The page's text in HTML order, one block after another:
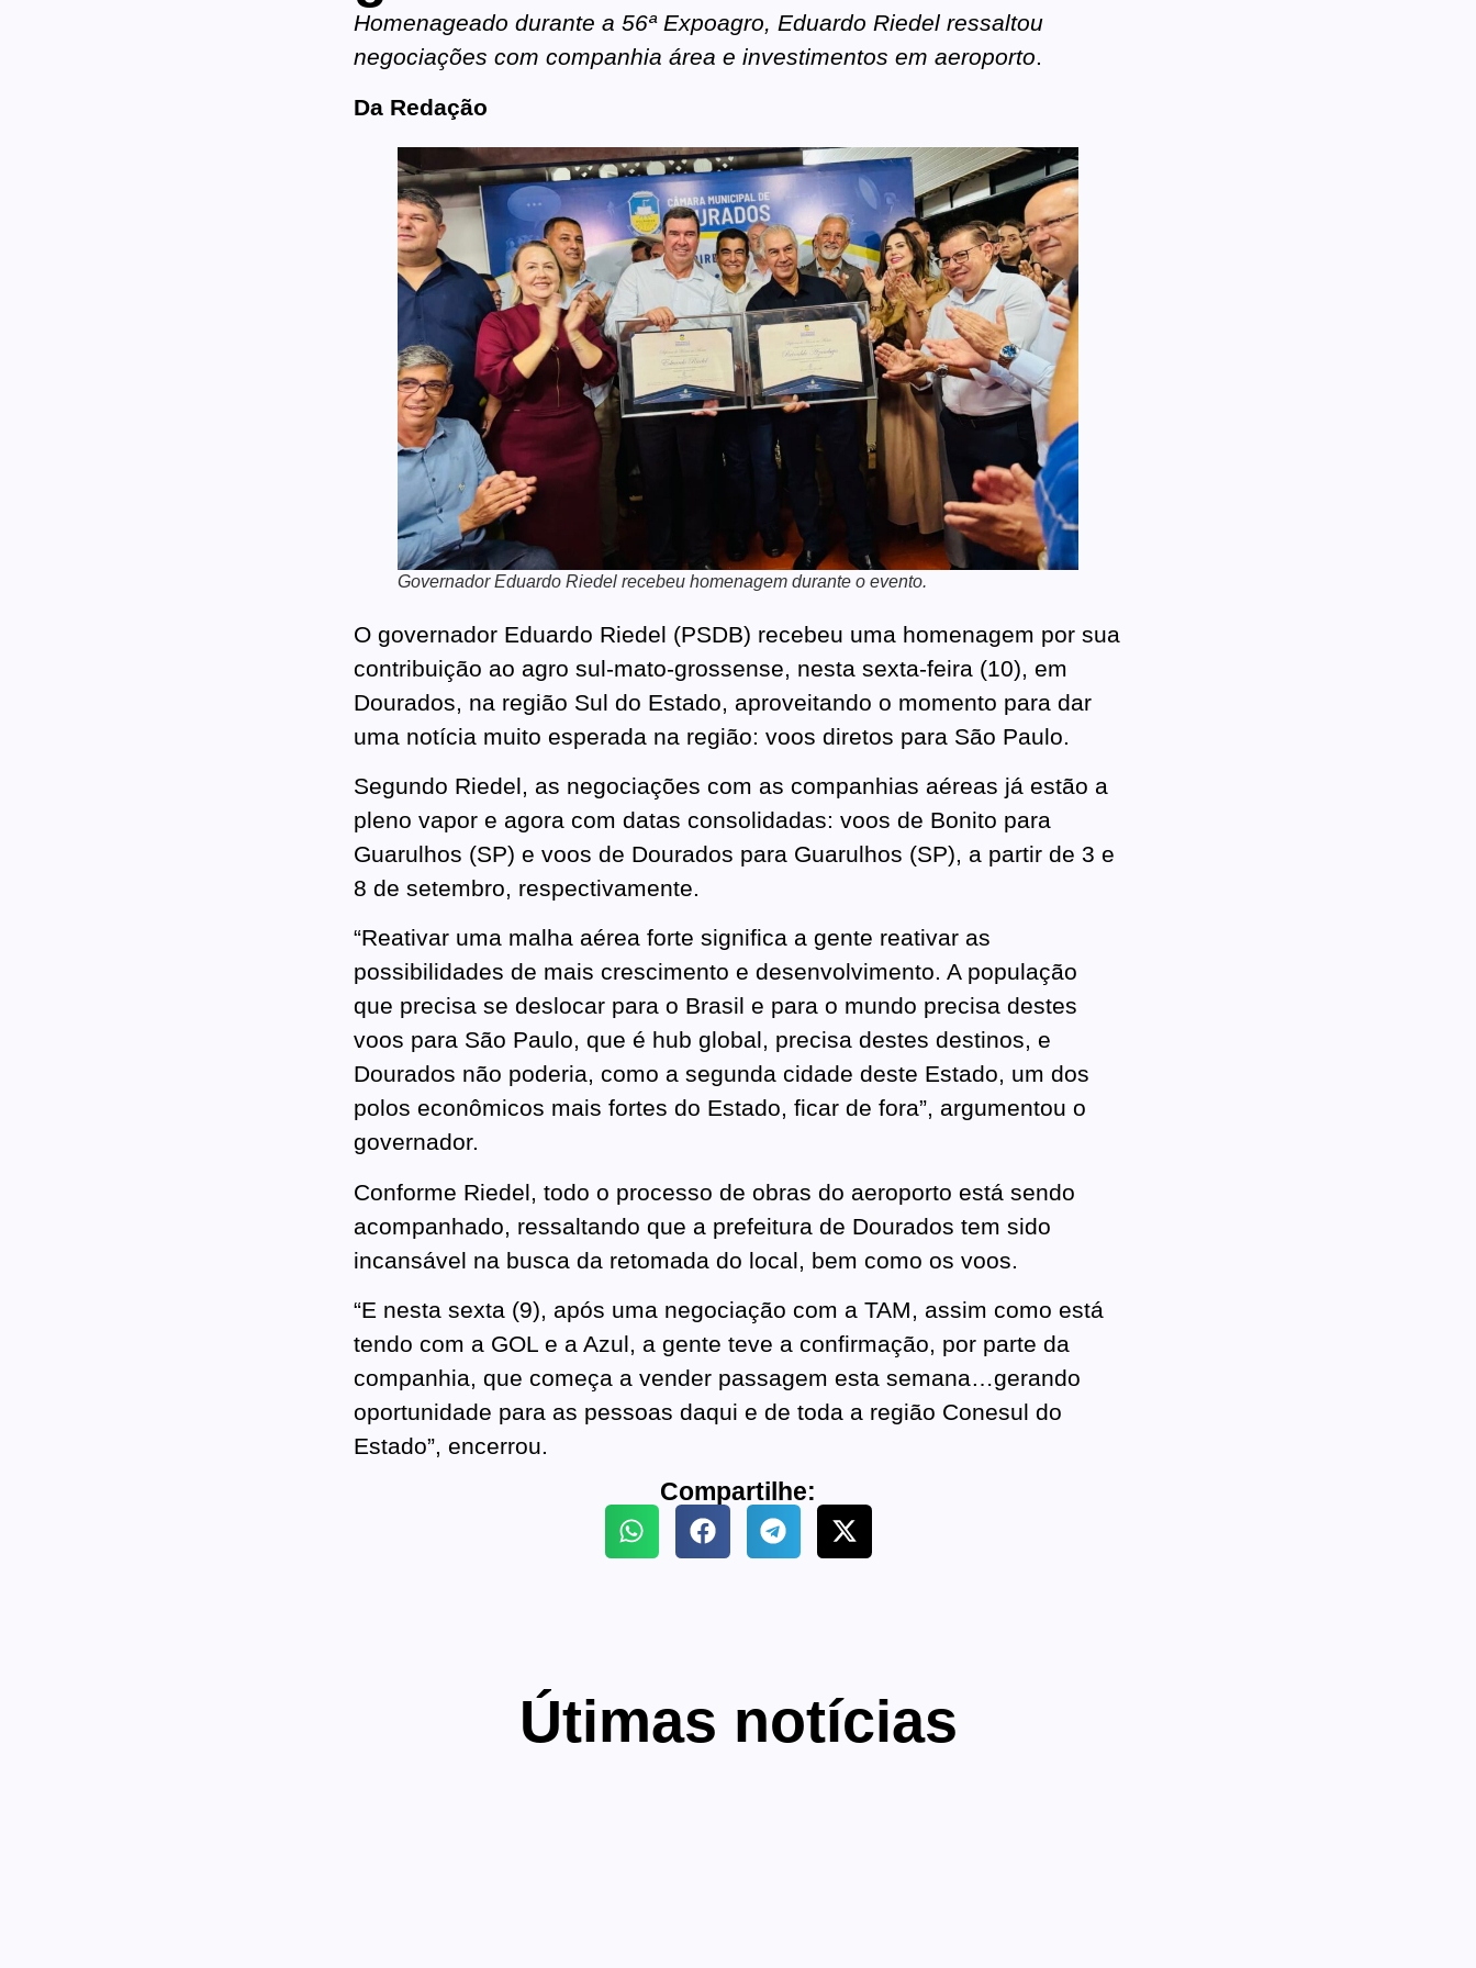
Homenageado durante a 56ª Expoagro, Eduardo Riedel ressaltou
negociações com companhia área e investimentos em aeroporto.
Da Redação
Governador Eduardo Riedel recebeu homenagem durante o evento.
O governador Eduardo Riedel (PSDB) recebeu uma homenagem por sua
contribuição ao agro sul-mato-grossense, nesta sexta-feira (10), em
Dourados, na região Sul do Estado, aproveitando o momento para dar
uma notícia muito esperada na região: voos diretos para São Paulo.
Segundo Riedel, as negociações com as companhias aéreas já estão a
pleno vapor e agora com datas consolidadas: voos de Bonito para
Guarulhos (SP) e voos de Dourados para Guarulhos (SP), a partir de 3 e
8 de setembro, respectivamente.
“Reativar uma malha aérea forte significa a gente reativar as
possibilidades de mais crescimento e desenvolvimento. A população
que precisa se deslocar para o Brasil e para o mundo precisa destes
voos para São Paulo, que é hub global, precisa destes destinos, e
Dourados não poderia, como a segunda cidade deste Estado, um dos
polos econômicos mais fortes do Estado, ficar de fora”, argumentou o
governador.
Conforme Riedel, todo o processo de obras do aeroporto está sendo
acompanhado, ressaltando que a prefeitura de Dourados tem sido
incansável na busca da retomada do local, bem como os voos.
“E nesta sexta (9), após uma negociação com a TAM, assim como está
tendo com a GOL e a Azul, a gente teve a confirmação, por parte da
companhia, que começa a vender passagem esta semana…gerando
oportunidade para as pessoas daqui e de toda a região Conesul do
Estado”, encerrou.
Compartilhe:
Útimas notícias